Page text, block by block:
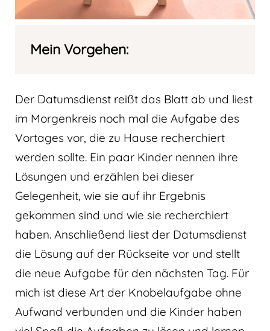
Mein Vorgehen:
Der Datumsdienst reißt das Blatt ab und liest
im Morgenkreis noch mal die Aufgabe des
Vortages vor, die zu Hause recherchiert
werden sollte. Ein paar Kinder nennen ihre
Lösungen und erzählen bei dieser
Gelegenheit, wie sie auf ihr Ergebnis
gekommen sind und wie sie recherchiert
haben. Anschließend liest der Datumsdienst
die Lösung auf der Rückseite vor und stellt
die neue Aufgabe für den nächsten Tag. Für
mich ist diese Art der Knobelaufgabe ohne
Aufwand verbunden und die Kinder haben